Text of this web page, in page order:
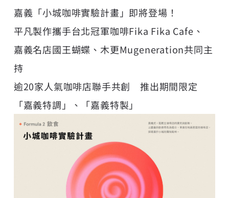
嘉義「小城咖啡實驗計畫」即將登場！
平凡製作攜手台北冠軍咖啡Fika Fika Cafe、
嘉義名店國王蝴蝶、木更Mugeneration共同主
持
逾20家人氣咖啡店聯手共創 推出期間限定
「嘉義特調」、「嘉義特製」